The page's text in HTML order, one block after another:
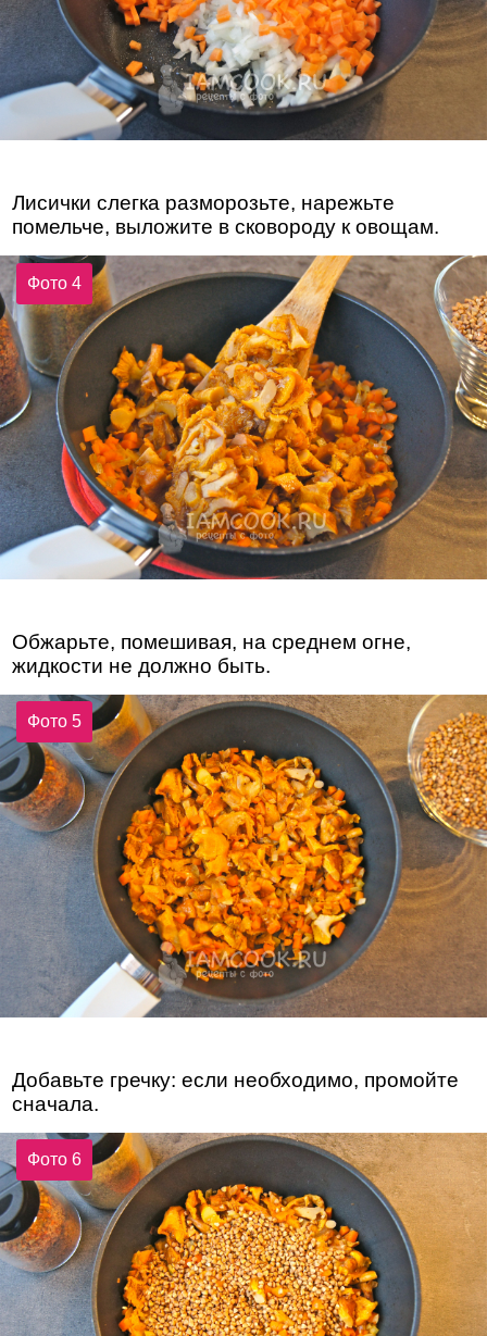
Лисички слегка разморозьте, нарежьте
помельче, выложите в сковороду к овощам.
Фото 4
Обжарьте, помешивая, на среднем огне,
жидкости не должно быть.
Фото 5
Добавьте гречку: если необходимо, промойте
сначала.
Фото 6